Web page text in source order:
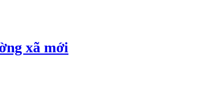
xã mới